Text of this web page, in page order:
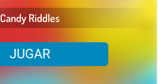
Candy Riddles
JUGAR